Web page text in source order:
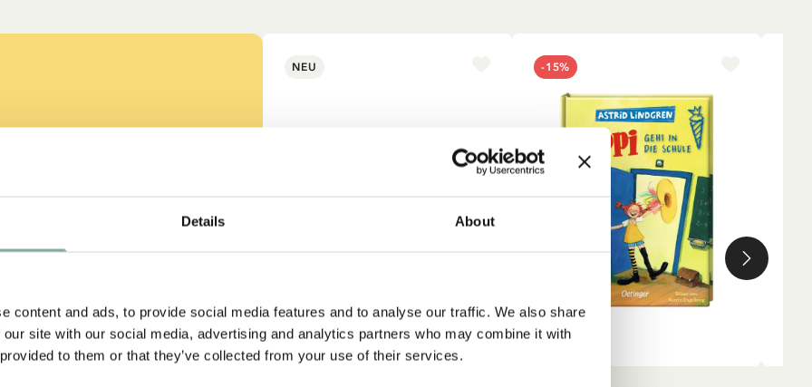
Details About
content and ads, to provide social media features and to analyse our traffic. We also share
site with our social media, advertising and analytics partners who may combine it with
to them or that they’ve collected from your use of their services.
auch gut
NEU -15%
Sie 10 % Rabatt!
Sie exklusive Angebote sowie spannende Fakten über
Einkauf!